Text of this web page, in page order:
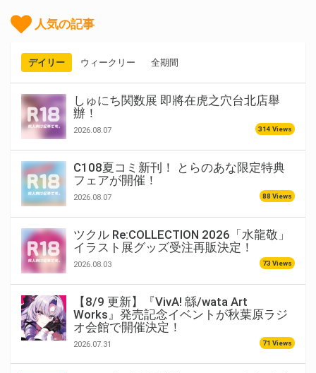
人気の記事
デイリー ウィークリー 全期間
しゅにち関数展 即將在虎之穴台北店舉
辦！
2026.08.07 314 Views
C108夏コミ新刊！ とらのあな限定特典
フェアが開催！
2026.08.07 88 Views
ツクル Re:COLLECTION 2026「水龍敬」
イラスト展グッズ受注再販決定！
2026.08.03 73 Views
【8/9 更新】『VivA! 緜/wata Art
Works』発売記念イベントが秋葉原ラジ
オ会館で開催決定！
2026.07.31 71 Views